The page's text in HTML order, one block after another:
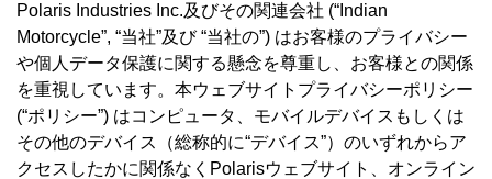
Polaris Industries Inc.及びその関連会社 (“Indian
Motorcycle”, “当社”及び “当社の”) はお客様のプライバシー
や個人データ保護に関する懸念を尊重し、お客様との関係
を重視しています。本ウェブサイトプライバシーポリシー
(“ポリシー”) はコンピュータ、モバイルデバイスもしくは
その他のデバイス（総称的に“デバイス”）のいずれからア
クセスしたかに関係なくPolarisウェブサイト、オンライン